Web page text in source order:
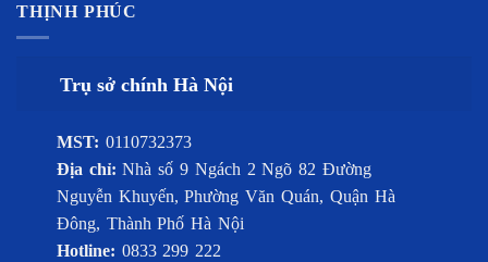
THỊNH PHÚC
Trụ sở chính Hà Nội
MST: 0110732373
Địa chỉ:Nhà số 9 Ngách 2 Ngõ 82 Đường
Nguyễn Khuyến, Phường Văn Quán, Quận Hà
Đông, Thành Phố Hà Nội
Hotline: 0833 299 222